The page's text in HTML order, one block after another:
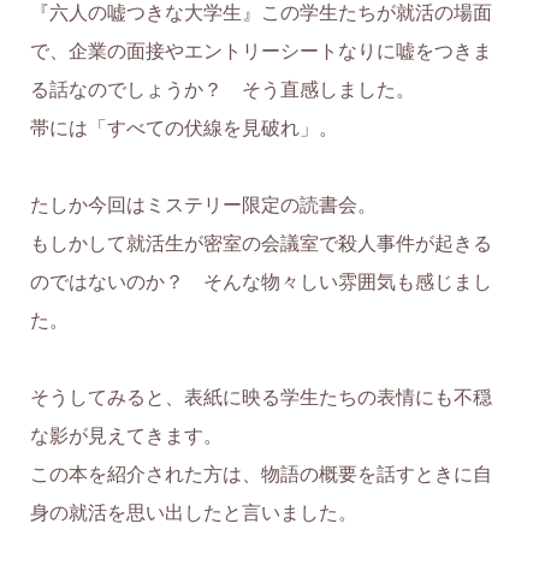
『六人の嘘つきな大学生』この学生たちが就活の場面
で、企業の面接やエントリーシートなりに嘘をつきま
る話なのでしょうか？ そう直感しました。
帯には「すべての伏線を見破れ」。
たしか今回はミステリー限定の読書会。
もしかして就活生が密室の会議室で殺人事件が起きる
のではないのか？ そんな物々しい雰囲気も感じまし
た。
そうしてみると、表紙に映る学生たちの表情にも不穏
な影が見えてきます。
この本を紹介された方は、物語の概要を話すときに自
身の就活を思い出したと言いました。